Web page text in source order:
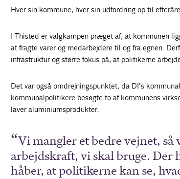
Hver sin kommune, hver sin udfordring op til
I Thisted er valgkampen præget af, at kommunen
at fragte varer og medarbejdere til og fra egnen.
infrastruktur og større fokus på, at politikerne
Det var også omdrejningspunktet, da DI's
kommunalpolitikere besøgte to af kommunens
laver aluminiumsprodukter.
Vi mangler et bedre vejnet,
arbejdskraft, vi skal bruge. Der
håber, at politikerne kan se,